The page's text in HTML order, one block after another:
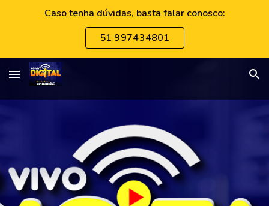
Caso tenha dúvidas, basta falar conosco:
51 997434801